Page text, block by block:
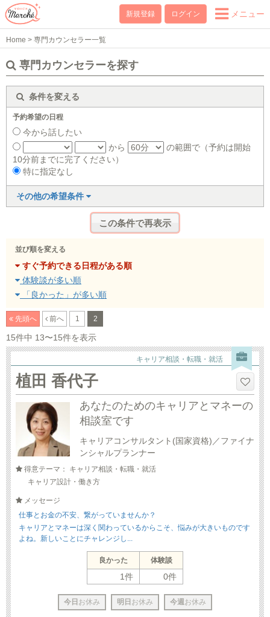
新規登録 ログイン メニュー
Home > 専門カウンセラー一覧
専門カウンセラーを探す
条件を変える
予約希望の日程
今から話したい
から
の範囲で（予約は開始
10分前までに完了ください）
特に指定なし
その他の希望条件
並び順を変える
すぐ予約できる日程がある順
体験談が多い順
「良かった」が多い順
先頭へ 前へ 1 2
15件中 13〜15件を表示
キャリア相談・転職・就活
植田 香代子
あなたのためのキャリアとマネーの
相談室です
キャリアコンサルタント(国家資格)／ファイナ
ンシャルプランナー
得意テーマ： キャリア相談・転職・就活
キャリア設計・働き方
メッセージ
仕事とお金の不安、繋がっていませんか？
キャリアとマネーは深く関わっているからこそ、悩みが大きいものです
よね。新しいことにチャレンジし...
良かった 体験談
1件 0件
今日 お休み 明日 お休み 今週 お休み